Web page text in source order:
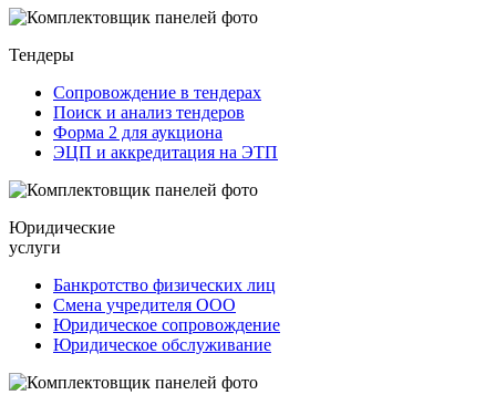
Тендеры
Сопровождение в тендерах
Поиск и анализ тендеров
Форма 2 для аукциона
ЭЦП и аккредитация на ЭТП
Юридические
услуги
Банкротство физических лиц
Смена учредителя ООО
Юридическое сопровождение
Юридическое обслуживание